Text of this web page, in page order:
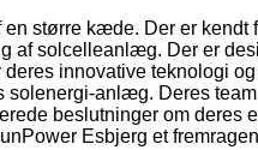
større kæde. Der er
af solcelleanlæg. Der er
innovative teknologi
solenergi-anlæg. Deres
beslutninger om deres
Esbjerg et